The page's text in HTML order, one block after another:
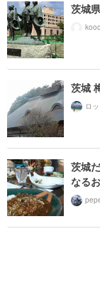
茨城
茨城
ロ
茨城
なる